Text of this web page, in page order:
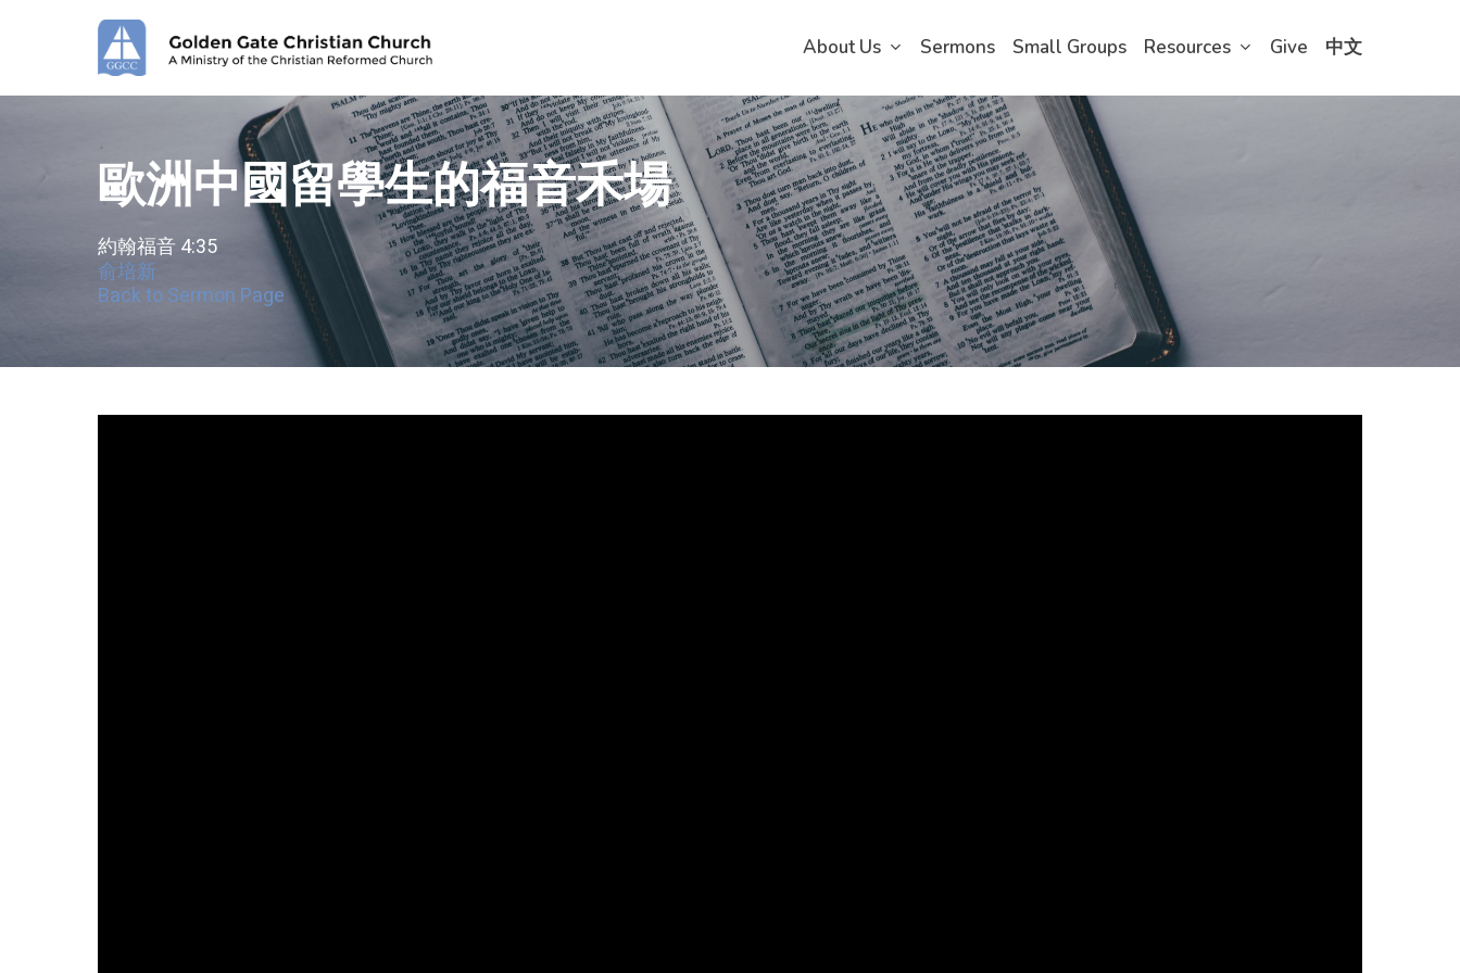
About Us Sermons Small Groups Resources Give 中文
歐洲中國留學生的福音禾場​
約翰福音 4:35
俞培新
Back to Sermon Page